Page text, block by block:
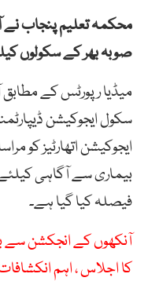
محکمہ تعلیم پنجاب
صوبہ بھر کے سکولوں
میڈیا رپورٹس کے
سکول ایجوکیشن
ایجوکیشن اتھارٹیز کو
بیماری سے آگاہی کیلئے
فیصلہ کیا گیا ہے۔
آنکھوں کے انجکشن سے
کا اجلاس ، اہم